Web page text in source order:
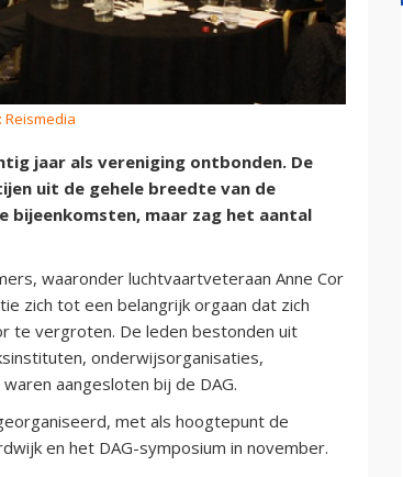
Reismedia
jaar als vereniging ontbonden. De
uit de gehele breedte van de
maar zag het aantal
waaronder luchtvaartveteraan Anne Cor
zich tot een belangrijk orgaan dat zich
te vergroten. De leden bestonden uit
onderwijsorganisaties,
aangesloten bij de DAG.
met als hoogtepunt de
en het DAG-symposium in november.